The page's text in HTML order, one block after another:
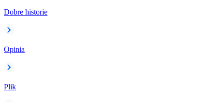
Dobre historie
Opinia
Plik